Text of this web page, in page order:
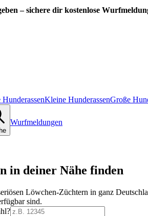
– sichere dir kostenlose
Kleine HunderassenGroße
Wurfmeldungen
in deiner Nähe finden
Löwchen-Züchtern in ganz
sind.